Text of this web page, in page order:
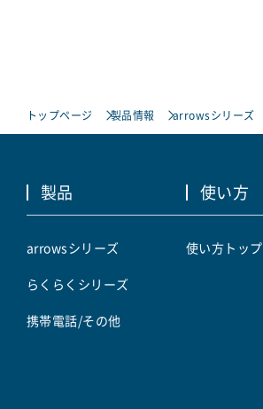
トップページ 製品情報 arrowsシリーズ
製品
arrowsシリーズ
らくらくシリーズ
携帯電話/その他
使い方
使い方トップ